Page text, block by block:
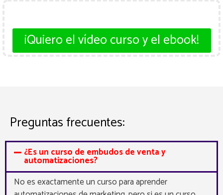
¡Quiero el vídeo curso y el ebook!
Preguntas frecuentes:
¿Es un curso de embudos de venta y
automatizaciones?
No es exactamente un curso para aprender